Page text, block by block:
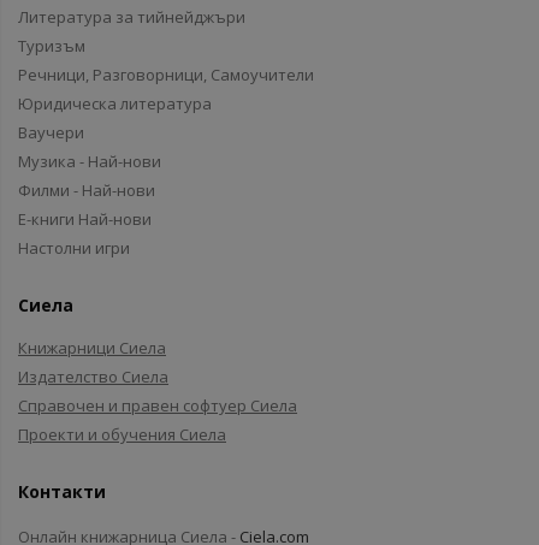
Литература за тийнейджъри
Туризъм
Речници, Разговорници, Самоучители
Юридическа литература
Ваучери
Музика - Най-нови
Филми - Най-нови
Е-книги Най-нови
Настолни игри
Сиела
Книжарници Сиела
Издателство Сиела
Справочен и правен софтуер Сиела
Проекти и обучения Сиела
Контакти
Онлайн книжарница Сиела - Ciela.com